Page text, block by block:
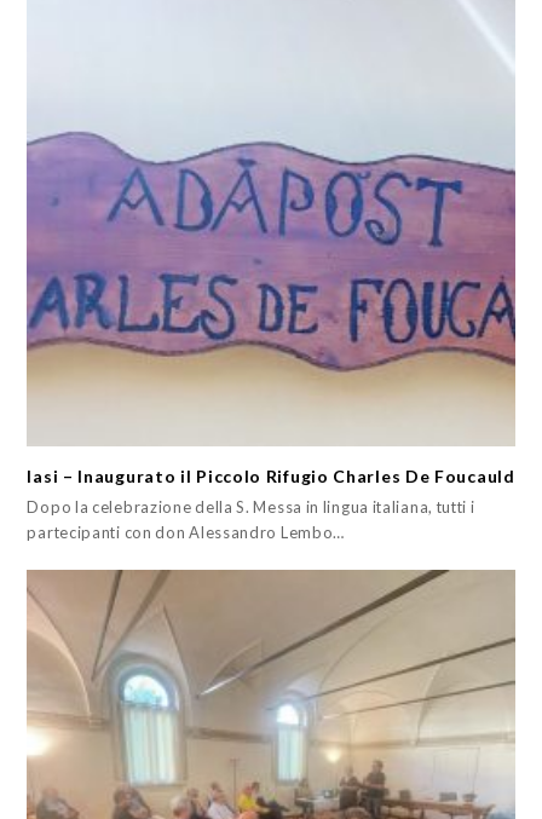
Iasi – Inaugurato il Piccolo Rifugio Charles De Foucauld
Dopo la celebrazione della S. Messa in lingua italiana, tutti i
partecipanti con don Alessandro Lembo…